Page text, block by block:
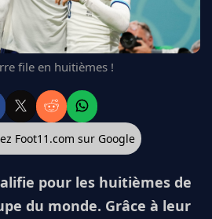
file en huitièmes !
Foot11.com sur Google
pour les huitièmes de
du monde. Grâce à leur